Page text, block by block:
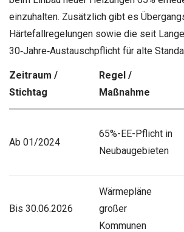
einzuhalten. Zusätzlich gibt es
Härtefallregelungen sowie die seit
30‑Jahre‑Austauschpflicht für alte
Zeitraum /
Stichtag
Regel /
Maßnahme
Ab 01/2024
65%-EE-Pflicht in
Neubaugebieten
Bis 30.06.2026
Wärmepläne
großer
Kommunen